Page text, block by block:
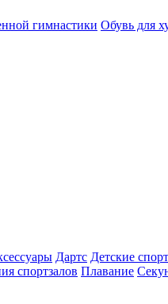
гимнастики Обувь для
Дартс Детские
спортзалов Плавание